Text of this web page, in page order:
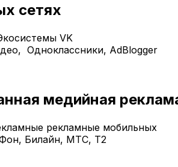
сетях
VK
Одноклассники, AdBlogger
медийная
рекламные мобильных
Билайн, МТС, Т2